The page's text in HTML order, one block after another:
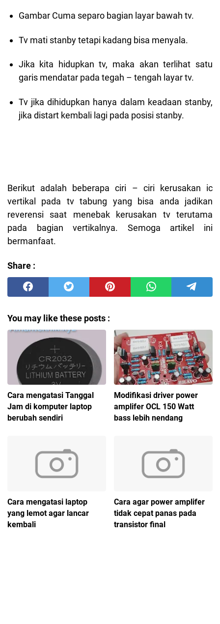
Gambar Cuma separo bagian layar bawah tv.
Tv mati stanby tetapi kadang bisa menyala.
Jika kita hidupkan tv, maka akan terlihat satu
garis mendatar pada tegah – tengah layar tv.
Tv jika dihidupkan hanya dalam keadaan stanby,
jika distart kembali lagi pada posisi stanby.
Berikut adalah beberapa ciri – ciri kerusakan ic
vertikal pada tv tabung yang bisa anda jadikan
reverensi saat menebak kerusakan tv terutama
pada bagian vertikalnya. Semoga artikel ini
bermanfaat.
Share :
You may like these posts :
Cara mengatasi Tanggal
Jam di komputer laptop
berubah sendiri
Modifikasi driver power
amplifer OCL 150 Watt
bass lebih nendang
Cara mengatasi laptop
yang lemot agar lancar
kembali
Cara agar power amplifer
tidak cepat panas pada
transistor final